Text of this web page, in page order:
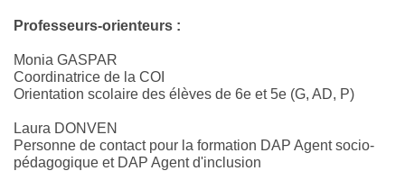
Professeurs-orienteurs :
Monia GASPAR
Coordinatrice de la COI
Orientation scolaire des élèves de 6e et 5e (G, AD, P)
Laura DONVEN
Personne de contact pour la formation DAP Agent socio-
pédagogique et DAP Agent d'inclusion